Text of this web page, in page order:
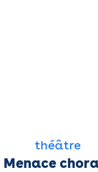
théâtre
Menace